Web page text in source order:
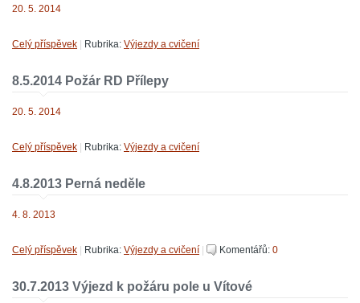
20. 5. 2014
Celý příspěvek Rubrika: Výjezdy a cvičení
8.5.2014 Požár RD Přílepy
20. 5. 2014
Celý příspěvek Rubrika: Výjezdy a cvičení
4.8.2013 Perná neděle
4. 8. 2013
Celý příspěvek Rubrika: Výjezdy a cvičení Komentářů: 0
30.7.2013 Výjezd k požáru pole u Vítové